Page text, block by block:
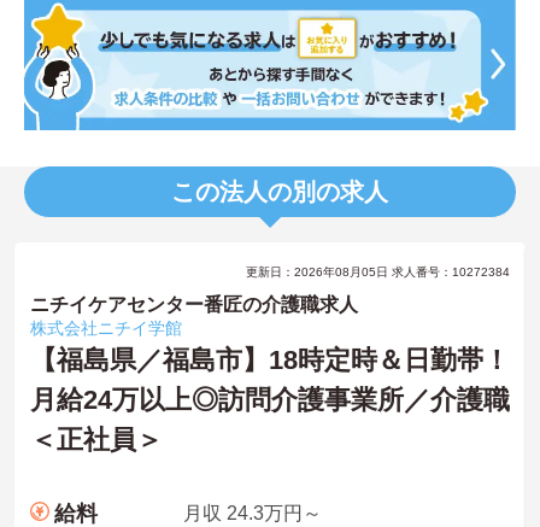
この法人の別の求人
更新日：2026年08月05日 求人番号：10272384
ニチイケアセンター番匠の介護職求人
株式会社ニチイ学館
【福島県／福島市】18時定時＆日勤帯！
月給24万以上◎訪問介護事業所／介護職
＜正社員＞
給料 月収 24.3万円～